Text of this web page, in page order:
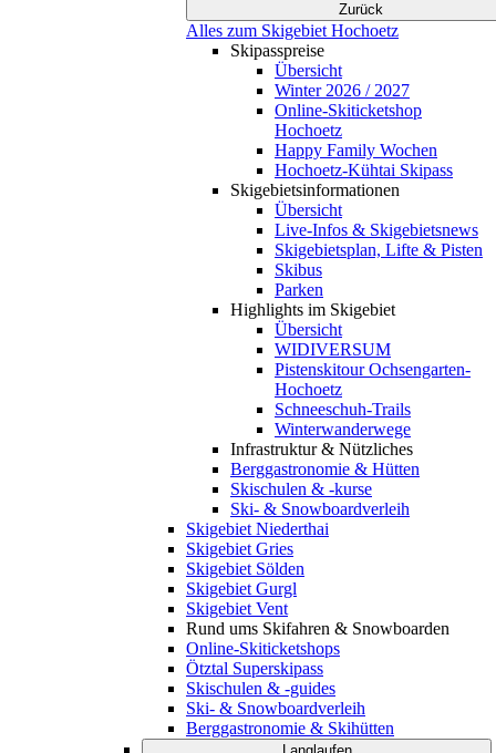
Zurück
Alles zum Skigebiet Hochoetz
Skipasspreise
Übersicht
Winter 2026 / 2027
Online-Skiticketshop
Hochoetz
Happy Family Wochen
Hochoetz-Kühtai Skipass
Skigebietsinformationen
Übersicht
Live-Infos & Skigebietsnews
Skigebietsplan, Lifte & Pisten
Skibus
Parken
Highlights im Skigebiet
Übersicht
WIDIVERSUM
Pistenskitour Ochsengarten-
Hochoetz
Schneeschuh-Trails
Winterwanderwege
Infrastruktur & Nützliches
Berggastronomie & Hütten
Skischulen & -kurse
Ski- & Snowboardverleih
Skigebiet Niederthai
Skigebiet Gries
Skigebiet Sölden
Skigebiet Gurgl
Skigebiet Vent
Rund ums Skifahren & Snowboarden
Online-Skiticketshops
Ötztal Superskipass
Skischulen & -guides
Ski- & Snowboardverleih
Berggastronomie & Skihütten